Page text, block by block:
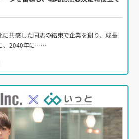
に共感した同志の結束で企業を創り、成長
、2040年に……